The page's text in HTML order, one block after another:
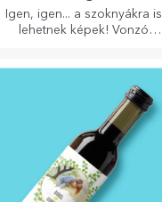
Igen, igen... a szoknyákra is
lehetnek képek! Vonzó